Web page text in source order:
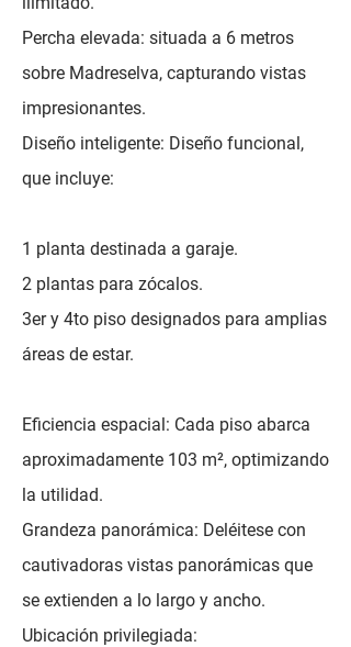
Percha elevada: situada a 6 metros
sobre Madreselva, capturando vistas
impresionantes.
Diseño inteligente: Diseño funcional,
que incluye:
1 planta destinada a garaje.
2 plantas para zócalos.
3er y 4to piso designados para amplias
áreas de estar.
Eficiencia espacial: Cada piso abarca
aproximadamente 103 m², optimizando
la utilidad.
Grandeza panorámica: Deléitese con
cautivadoras vistas panorámicas que
se extienden a lo largo y ancho.
Ubicación privilegiada: